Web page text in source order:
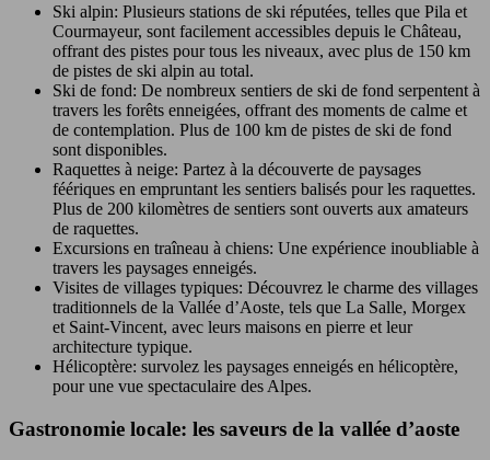
Ski alpin: Plusieurs stations de ski réputées, telles que Pila et
Courmayeur, sont facilement accessibles depuis le Château,
offrant des pistes pour tous les niveaux, avec plus de 150 km
de pistes de ski alpin au total.
Ski de fond: De nombreux sentiers de ski de fond serpentent à
travers les forêts enneigées, offrant des moments de calme et
de contemplation. Plus de 100 km de pistes de ski de fond
sont disponibles.
Raquettes à neige: Partez à la découverte de paysages
féériques en empruntant les sentiers balisés pour les raquettes.
Plus de 200 kilomètres de sentiers sont ouverts aux amateurs
de raquettes.
Excursions en traîneau à chiens: Une expérience inoubliable à
travers les paysages enneigés.
Visites de villages typiques: Découvrez le charme des villages
traditionnels de la Vallée d’Aoste, tels que La Salle, Morgex
et Saint-Vincent, avec leurs maisons en pierre et leur
architecture typique.
Hélicoptère: survolez les paysages enneigés en hélicoptère,
pour une vue spectaculaire des Alpes.
Gastronomie locale: les saveurs de la vallée d’aoste